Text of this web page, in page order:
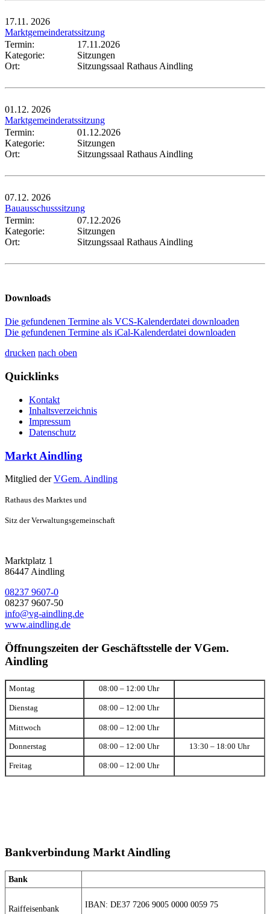
17.11. 2026
Marktgemeinderatssitzung
Termin:
17.11.2026
Kategorie:
Sitzungen
Ort:
Sitzungssaal Rathaus Aindling
01.12. 2026
Marktgemeinderatssitzung
Termin:
01.12.2026
Kategorie:
Sitzungen
Ort:
Sitzungssaal Rathaus Aindling
07.12. 2026
Bauausschusssitzung
Termin:
07.12.2026
Kategorie:
Sitzungen
Ort:
Sitzungssaal Rathaus Aindling
Downloads
Die gefundenen Termine als VCS-Kalenderdatei downloaden
Die gefundenen Termine als iCal-Kalenderdatei downloaden
drucken nach oben
Quicklinks
Kontakt
Inhaltsverzeichnis
Impressum
Datenschutz
Markt Aindling
Mitglied derVGem. Aindling
Rathaus des Marktes und
Sitz der Verwaltungsgemeinschaft
Marktplatz 1
86447 Aindling
08237 9607-0
08237 9607-50
info@vg-aindling.de
www.aindling.de
Öffnungszeiten der Geschäftsstelle der VGem.
Aindling
Montag 08:00 – 12:00 Uhr
Dienstag 08:00 – 12:00 Uhr
Mittwoch 08:00 – 12:00 Uhr
Donnerstag 08:00 – 12:00 Uhr 13:30 – 18:00 Uhr
Freitag 08:00 – 12:00 Uhr
Bankverbindung Markt Aindling
Bank
Raiffeisenbank IBAN: DE37 7206 9005 0000 0059 75